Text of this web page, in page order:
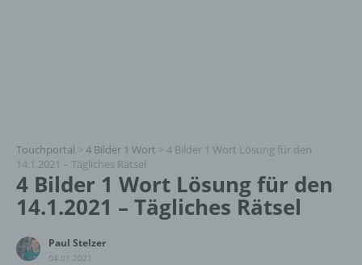
Touchportal > 4 Bilder 1 Wort > 4 Bilder 1 Wort Lösung für den
14.1.2021 – Tägliches Rätsel
4 Bilder 1 Wort Lösung für den
14.1.2021 – Tägliches Rätsel
Paul Stelzer
04.01.2021